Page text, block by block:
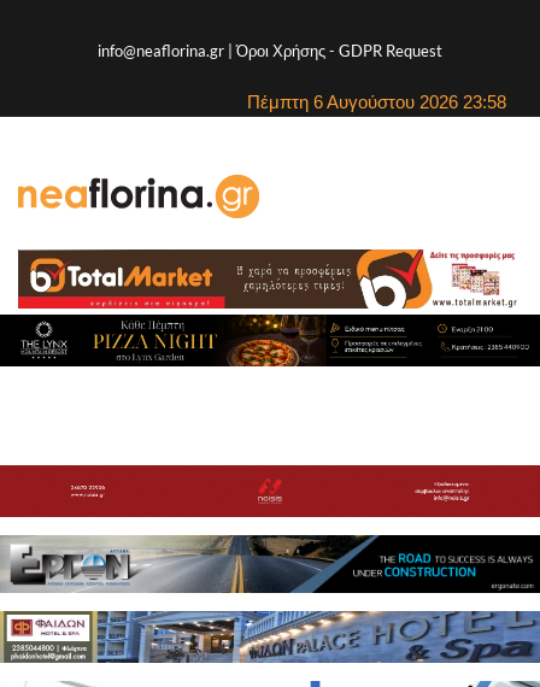
info@neaflorina.gr |Όροι Χρήσης- GDPR Request
Πέμπτη 6 Αυγούστου 2026 23:58